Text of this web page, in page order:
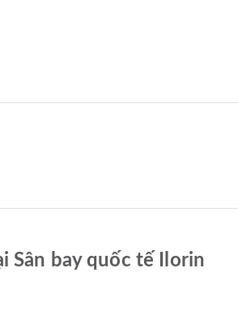
Sân bay quốc tế Ilorin